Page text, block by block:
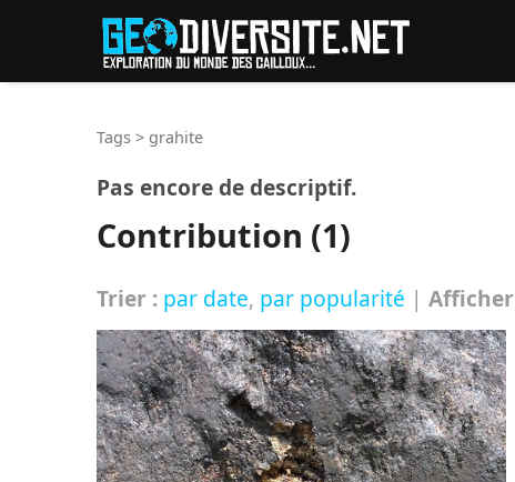
Tags > grahite
Pas encore de descriptif.
Contribution (1)
Trier : par date, par popularité | Afficher